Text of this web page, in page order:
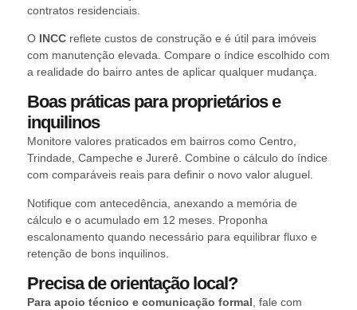
contratos residenciais.
O INCC reflete custos de construção e é útil para imóveis
com manutenção elevada. Compare o índice escolhido com
a realidade do bairro antes de aplicar qualquer mudança.
Boas práticas para proprietários e
inquilinos
Monitore valores praticados em bairros como Centro,
Trindade, Campeche e Jurerê. Combine o cálculo do índice
com comparáveis reais para definir o novo valor aluguel.
Notifique com antecedência, anexando a memória de
cálculo e o acumulado em 12 meses. Proponha
escalonamento quando necessário para equilibrar fluxo e
retenção de bons inquilinos.
Precisa de orientação local?
Para apoio técnico e comunicação formal , fale com